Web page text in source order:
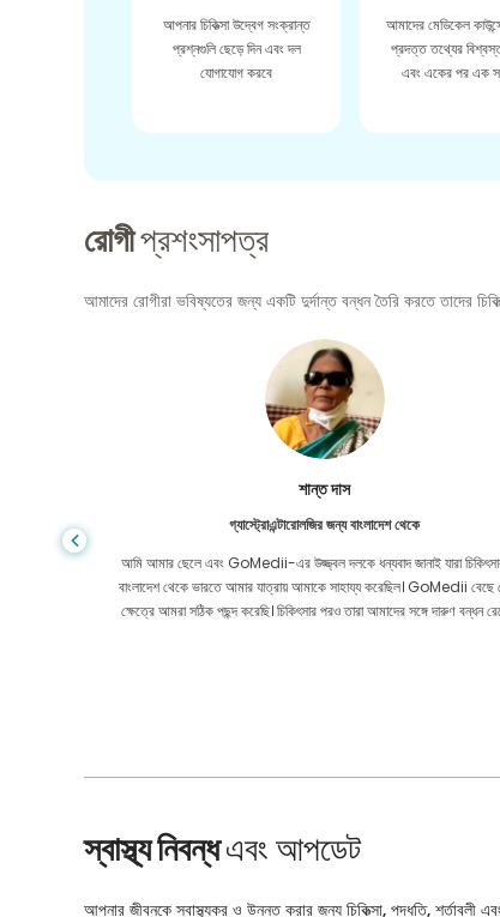
আপনার চিকিত্সা উদ্বেগ সংক্রান্ত
প্রশ্নগুলি ছেড়ে দিন এবং দল
যোগাযোগ করবে
আমাদের মেডিকেল
প্রদত্ত তথ্যের
এবং একের পর এক
রোগীপ্রশংসাপত্র
আমাদের রোগীরা ভবিষ্যতের জন্য একটি দুর্দান্ত বন্ধন তৈরি করতে তাদের
শান্ত দাস
গ্যাস্ট্রোএন্টারোলজির জন্য বাংলাদেশ থেকে
আমি আমার ছেলে এবং GoMedii-এর উজ্জ্বল দলকে ধন্যবাদ জানাই যারা
বাংলাদেশ থেকে ভারতে আমার যাত্রায় আমাকে সাহায্য করেছিল। GoMedii বেছে
ক্ষেত্রে আমরা সঠিক পছন্দ করেছি। চিকিৎসার পরও তারা আমাদের সঙ্গে দারুণ বন্ধন
স্বাস্থ্য নিবন্ধএবং আপডেট
আপনার জীবনকে স্বাস্থ্যকর ও উন্নত করার জন্য চিকিত্সা, পদ্ধতি, শর্তাবলী